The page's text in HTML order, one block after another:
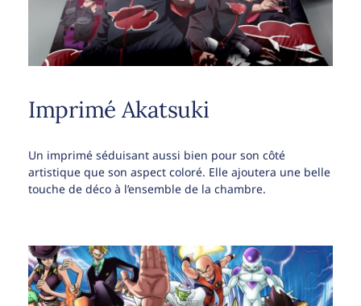
Imprimé Akatsuki
Un imprimé séduisant aussi bien pour son côté
artistique que son aspect coloré. Elle ajoutera une belle
touche de déco à l’ensemble de la chambre.